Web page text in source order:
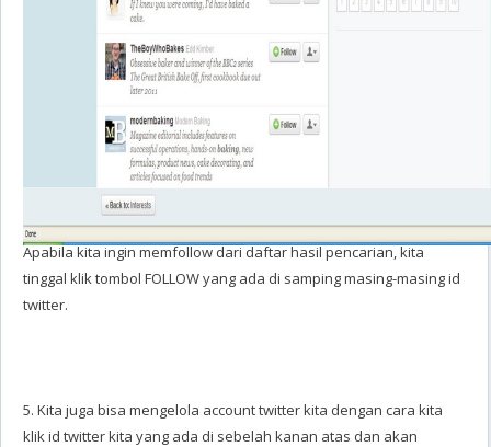
Apabila kita ingin memfollow dari daftar hasil pencarian, kita
tinggal klik tombol FOLLOW yang ada di samping masing-masing id
twitter.
5. Kita juga bisa mengelola account twitter kita dengan cara kita
klik id twitter kita yang ada di sebelah kanan atas dan akan